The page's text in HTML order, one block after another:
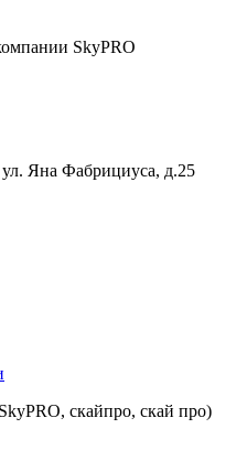
SkyPRO
Яна Фабрициуса, д.25
скайпро, скай про)